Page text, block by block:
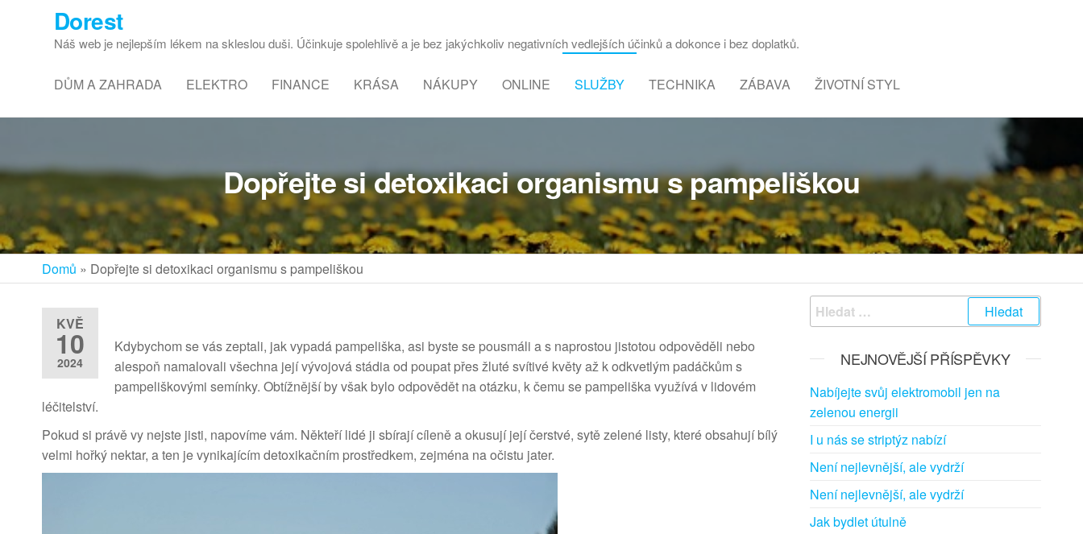
Dorest
Náš web je nejlepším lékem na skleslou duši. Účinkuje spolehlivě a je bez jakýchkoliv negativních vedlejších účinků a dokonce i bez doplatků.
DŮM A ZAHRADA ELEKTRO FINANCE KRÁSA NÁKUPY ONLINE SLUŽBY TECHNIKA ZÁBAVA ŽIVOTNÍ STYL
Dopřejte si detoxikaci organismu s pampeliškou
Domů » Dopřejte si detoxikaci organismu s pampeliškou
KVĚ
10
2024
Kdybychom se vás zeptali, jak vypadá pampeliška, asi byste se pousmáli a s naprostou jistotou odpověděli nebo
alespoň namalovali všechna její vývojová stádia od poupat přes žluté svítivé květy až k odkvetlým padáčkům s
pampeliškovými semínky. Obtížnější by však bylo odpovědět na otázku, k čemu se pampeliška využívá v lidovém
léčitelství.
Pokud si právě vy nejste jisti, napovíme vám. Někteří lidé ji sbírají cíleně a okusují její čerstvé, sytě zelené listy, které obsahují bílý
velmi hořký nektar, a ten je vynikajícím detoxikačním prostředkem, zejména na očistu jater.
Vyhledávání
NEJNOVĚJŠÍ PŘÍSPĚVKY
Nabíjejte svůj elektromobil jen na
zelenou energii
I u nás se striptýz nabízí
Není nejlevnější, ale vydrží
Není nejlevnější, ale vydrží
Jak bydlet útulně